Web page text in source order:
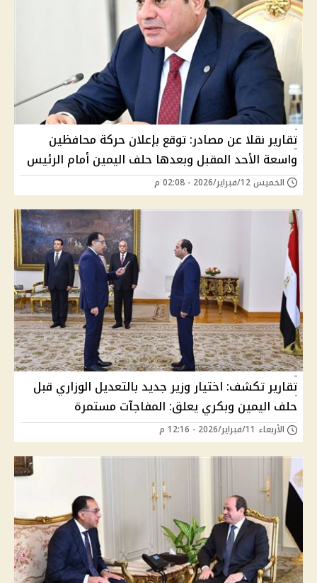
تقارير نقلا عن مصادر: توقع بإعلان حركة محافظين
واسعة الأحد المقبل وبعدها حلف اليمين أمام الرئيس
الخميس 12/فبراير/2026 - 02:08 م
تقارير تكشف: اختيار وزير جديد بالتعديل الوزاري قبل
حلف اليمين وبكري يعلق: المفاجآت مستمرة
الأربعاء 11/فبراير/2026 - 12:16 م